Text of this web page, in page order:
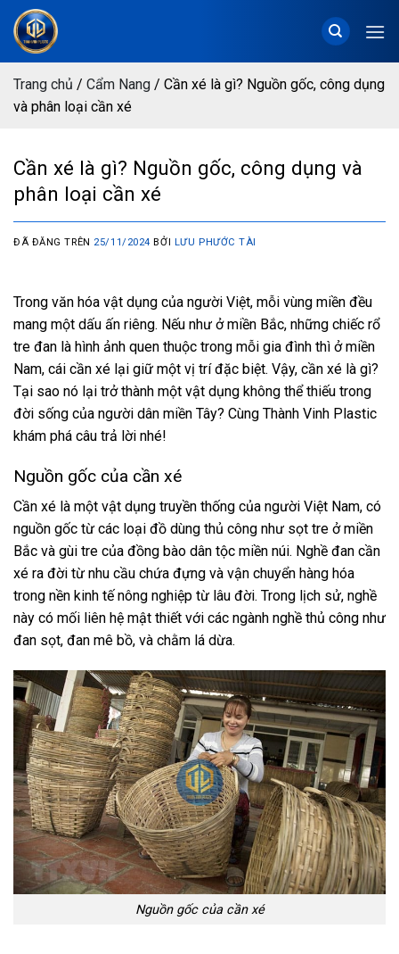
Chuyển
đến
dungTrang chủ / Cẩm Nang / Cần xé là gì? Nguồn gốc, công dụng
và phân loại cần xé
Cần xé là gì? Nguồn gốc, công dụng và
phân loại cần xé
ĐÃ ĐĂNG TRÊN 25/11/2024 BỞI LƯU PHƯỚC TÀI
Trong văn hóa vật dụng của người Việt, mỗi vùng miền đều
mang một dấu ấn riêng. Nếu như ở miền Bắc, những chiếc rổ
tre đan là hình ảnh quen thuộc trong mỗi gia đình thì ở miền
Nam, cái cần xé lại giữ một vị trí đặc biệt. Vậy, cần xé là gì?
Tại sao nó lại trở thành một vật dụng không thể thiếu trong
đời sống của người dân miền Tây? Cùng Thành Vinh Plastic
khám phá câu trả lời nhé!
Nguồn gốc của cần xé
Cần xé là một vật dụng truyền thống của người Việt Nam, có
nguồn gốc từ các loại đồ dùng thủ công như sọt tre ở miền
Bắc và gùi tre của đồng bào dân tộc miền núi. Nghề đan cần
xé ra đời từ nhu cầu chứa đựng và vận chuyển hàng hóa
trong nền kinh tế nông nghiệp từ lâu đời. Trong lịch sử, nghề
này có mối liên hệ mật thiết với các ngành nghề thủ công như
đan sọt, đan mê bồ, và chằm lá dừa.
Nguồn gốc của cần xé